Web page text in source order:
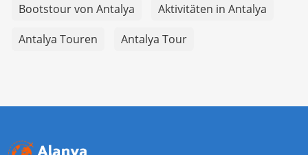
Bootstour von Antalya
Aktivitäten in Antalya
Antalya Touren
Antalya Tour